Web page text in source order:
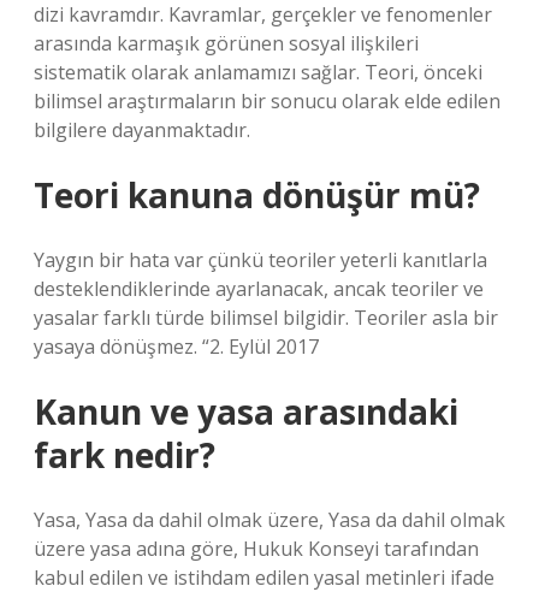
dizi kavramdır. Kavramlar, gerçekler ve fenomenler
arasında karmaşık görünen sosyal ilişkileri
sistematik olarak anlamamızı sağlar. Teori, önceki
bilimsel araştırmaların bir sonucu olarak elde edilen
bilgilere dayanmaktadır.
Teori kanuna dönüşür mü?
Yaygın bir hata var çünkü teoriler yeterli kanıtlarla
desteklendiklerinde ayarlanacak, ancak teoriler ve
yasalar farklı türde bilimsel bilgidir. Teoriler asla bir
yasaya dönüşmez. “2. Eylül 2017
Kanun ve yasa arasındaki
fark nedir?
Yasa, Yasa da dahil olmak üzere, Yasa da dahil olmak
üzere yasa adına göre, Hukuk Konseyi tarafından
kabul edilen ve istihdam edilen yasal metinleri ifade